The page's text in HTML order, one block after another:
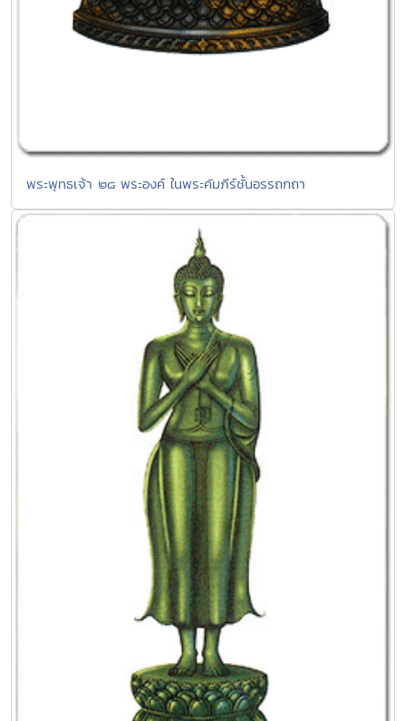
พระพุทธเจ้า ๒๘ พระองค์ ในพระคัมภีร์ชั้นอรรถกถา